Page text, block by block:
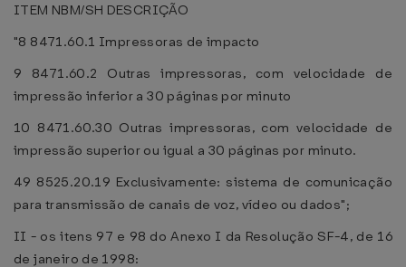
ITEM NBM/SH DESCRIÇÃO
"8 8471.60.1 Impressoras de impacto
9 8471.60.2 Outras impressoras, com velocidade de
impressão inferior a 30 páginas por minuto
10 8471.60.30 Outras impressoras, com velocidade de
impressão superior ou igual a 30 páginas por minuto.
49 8525.20.19 Exclusivamente: sistema de comunicação
para transmissão de canais de voz, vídeo ou dados";
II - os itens 97 e 98 do Anexo I da Resolução SF-4, de 16
de janeiro de 1998: